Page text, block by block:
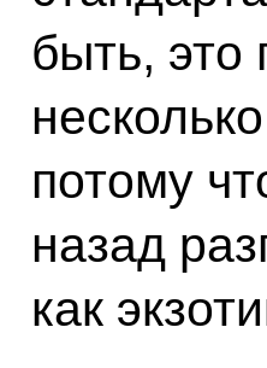
быть, это
потому
назад
как